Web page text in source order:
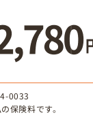
0033
保険料です。